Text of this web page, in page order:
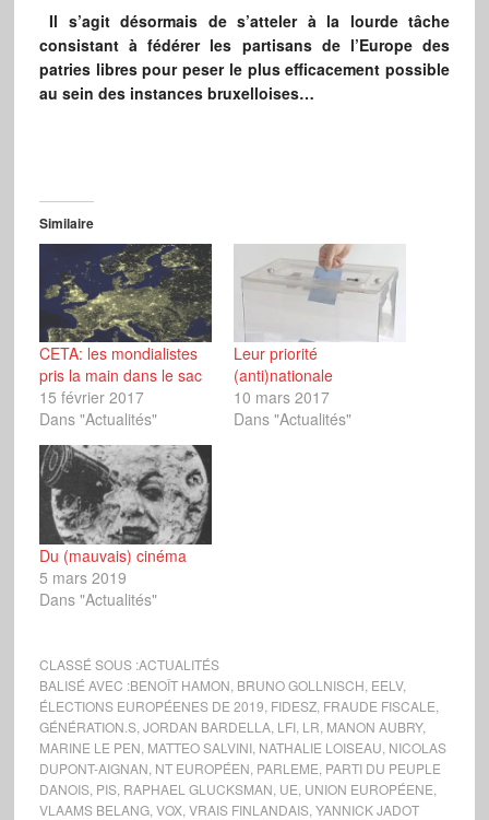
Il s’agit désormais de s’atteler à la lourde tâche
consistant à fédérer les partisans de l’Europe des
patries libres pour peser le plus efficacement possible
au sein des instances bruxelloises…
Similaire
CETA: les mondialistes
pris la main dans le sac
15 février 2017
Dans "Actualités"
Leur priorité
(anti)nationale
10 mars 2017
Dans "Actualités"
Du (mauvais) cinéma
5 mars 2019
Dans "Actualités"
CLASSÉ SOUS :ACTUALITÉS
BALISÉ AVEC :BENOÎT HAMON BRUNO GOLLNISCH EELV,
ÉLECTIONS EUROPÉENES DE 2019 FIDESZ, FRAUDE FISCALE
GÉNÉRATION.S, JORDAN BARDELLA, LFI, LR MANON AUBRY,
MARINE LE PEN MATTEO SALVINI, NATHALIE LOISEAU NICOLAS
DUPONT-AIGNAN NT EUROPÉEN PARLEME PARTI DU PEUPLE
DANOIS, PIS, RAPHAEL GLUCKSMAN UE UNION EUROPÉENE
VLAAMS BELANG, VOX, VRAIS FINLANDAIS, YANNICK JADOT